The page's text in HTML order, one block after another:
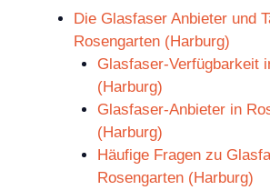
Die Glasfaser Anbieter und
Rosengarten (Harburg)
Glasfaser-Verfügbarkeit
(Harburg)
Glasfaser-Anbieter in
(Harburg)
Häufige Fragen zu
Rosengarten (Harburg)